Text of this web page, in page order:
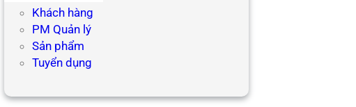
Khách hàng
PM Quản lý
Sản phẩm
Tuyển dụng